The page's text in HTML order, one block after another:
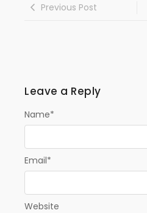
Previous Post
Leave a Reply
Name*
Email*
Website